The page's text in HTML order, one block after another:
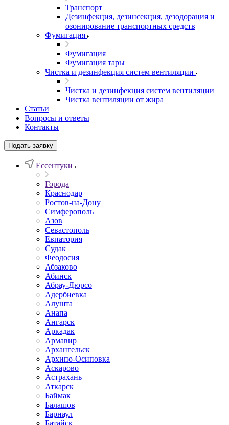
Транспорт
Дезинфекция, дезинсекция, дезодорация и
озонирование транспортных средств
Фумигация
Фумигация
Фумигация тары
Чистка и дезинфекция систем вентиляции
Чистка и дезинфекция систем вентиляции
Чистка вентиляции от жира
Статьи
Вопросы и ответы
Контакты
Подать заявку
Ессентуки
Города
Краснодар
Ростов-на-Дону
Симферополь
Азов
Севастополь
Евпатория
Судак
Феодосия
Абзаково
Абинск
Абрау-Дюрсо
Адербиевка
Алушта
Анапа
Ангарск
Аркадак
Армавир
Архангельск
Архипо-Осиповка
Аскарово
Астрахань
Аткарск
Баймак
Балашов
Барнаул
Батайск